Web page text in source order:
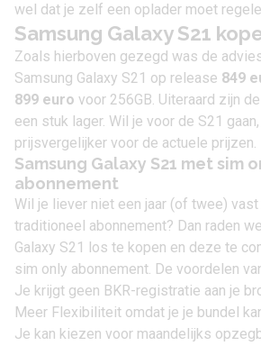
wel dat je zelf een oplader moet
Samsung Galaxy S21
Zoals hierboven gezegd was de
Samsung Galaxy S21 op release 849
899 euro voor 256GB. Uiteraard zijn
een stuk lager. Wil je voor de S21
prijsvergelijker voor de actuele prijzen.
Samsung Galaxy S21 met sim
abonnement
Wil je liever niet een jaar (of twee)
traditioneel abonnement? Dan raden
Galaxy S21 los te kopen en deze te
sim only abonnement. De voordelen
Je krijgt geen BKR-registratie aan je
Meer Flexibiliteit omdat je je bundel
Je kan kiezen voor maandelijks